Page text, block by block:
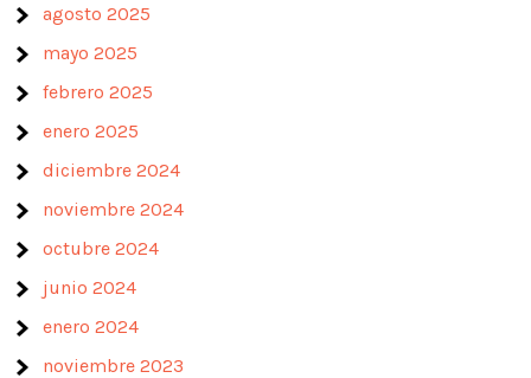
agosto 2025
mayo 2025
febrero 2025
enero 2025
diciembre 2024
noviembre 2024
octubre 2024
junio 2024
enero 2024
noviembre 2023